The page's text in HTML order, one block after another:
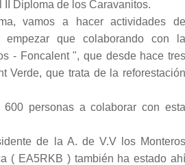
Diploma de los Caravanitos.
vamos a hacer actividades de
que colaborando con la
- Foncalent ", que desde hace tres
Verde, que trata de la reforestación
personas a colaborar con esta
de la A. de V.V los Monteros
( EA5RKB ) también ha estado ahí